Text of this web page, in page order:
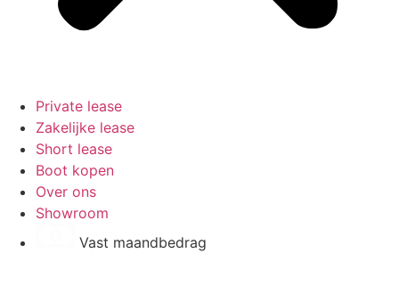
Private lease
Zakelijke lease
Short lease
Boot kopen
Over ons
Showroom
Vast maandbedrag